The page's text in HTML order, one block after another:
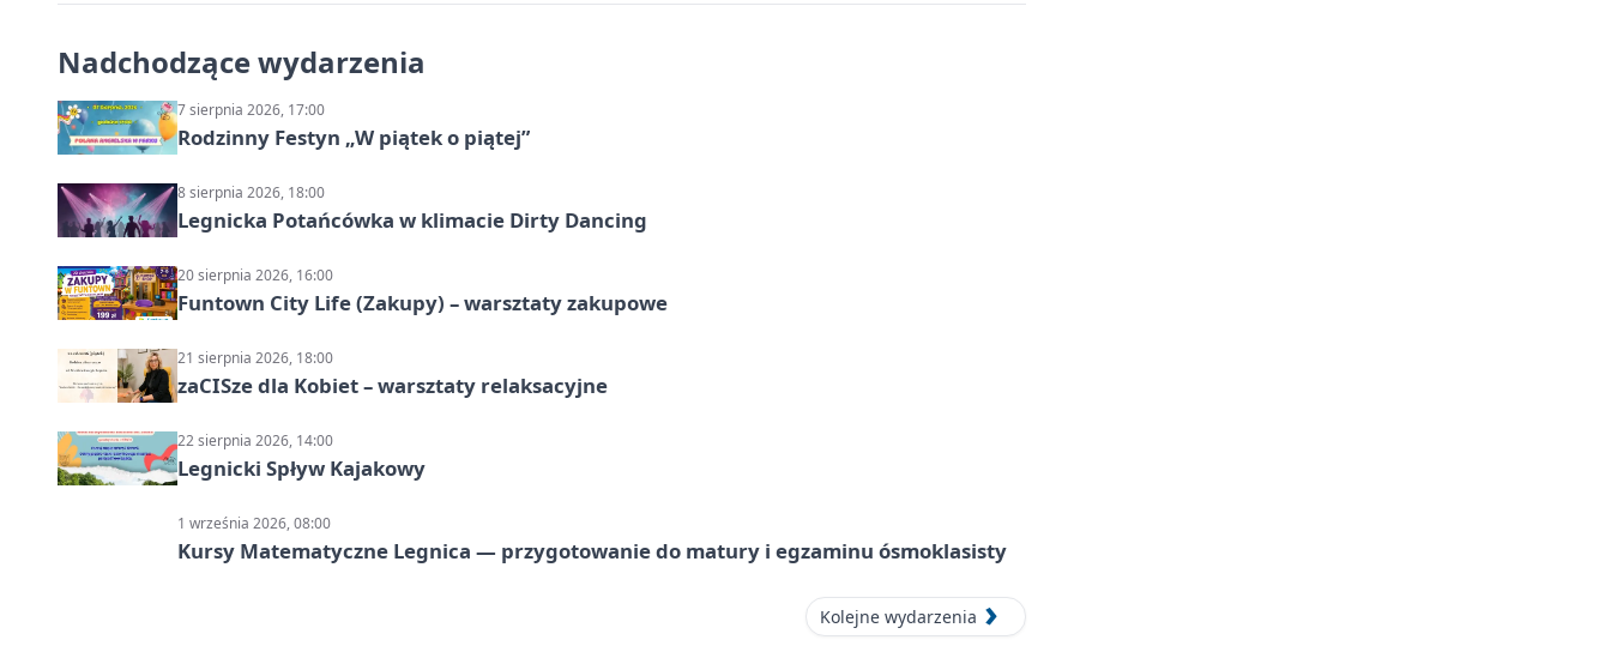
Nadchodzące wydarzenia
7 sierpnia 2026, 17:00
Rodzinny Festyn „W piątek o piątej”
8 sierpnia 2026, 18:00
Legnicka Potańcówka w klimacie Dirty Dancing
20 sierpnia 2026, 16:00
Funtown City Life (Zakupy) – warsztaty zakupowe
21 sierpnia 2026, 18:00
zaCISze dla Kobiet – warsztaty relaksacyjne
22 sierpnia 2026, 14:00
Legnicki Spływ Kajakowy
1 września 2026, 08:00
Kursy Matematyczne Legnica — przygotowanie do matury i egzaminu ósmoklasisty
Kolejne wydarzenia